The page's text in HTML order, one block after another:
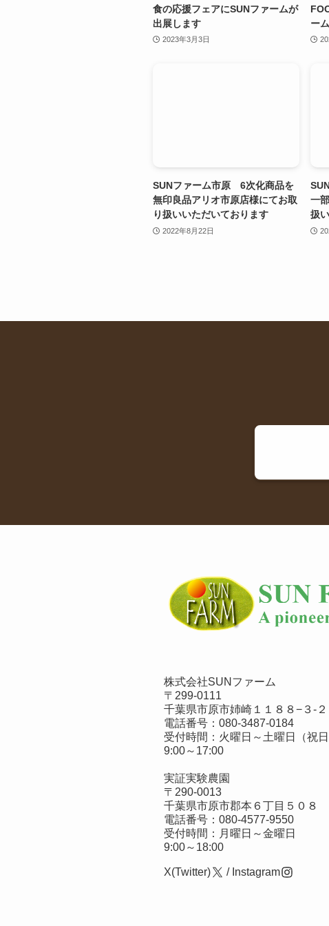
食の応援フェアにSUNファームが
出展します
2023年3月3日
ー
SUNファーム市原 6次化商品を
無印良品アリオ市原店様にてお取
り扱いいただいております
2022年8月22日
一
扱
株式会社SUNファーム
〒299-0111
千葉県市原市姉崎１１８８−３-２
電話番号： 080-3487-0184
受付時間：火曜日～土曜日（祝日
9:00～17:00
実証実験農園
〒290-0013
千葉県市原市郡本６丁目５０８
電話番号： 080-4577-9550
受付時間：月曜日～金曜日
9:00～18:00
X(Twitter) / Instagram